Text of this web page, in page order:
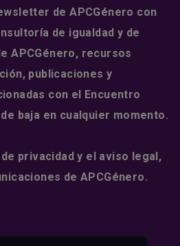
de APCGénero con
de igualdad y de
APCGénero, recursos
publicaciones y
con el Encuentro
baja en cualquier momento.
privacidad y el aviso legal ,
de APCGénero.